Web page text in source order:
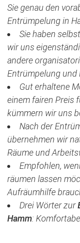
Sie genau den
Entrümpelung in
Sie haben
wir uns
andere
Entrümpelung und
Gut erhaltene
einem fairen Preis
kümmern wir uns
Nach der
übernehmen wir
Räume und
Empfohlen,
räumen lassen
Aufräumhilfe
Drei Wörter zur
Hamm: